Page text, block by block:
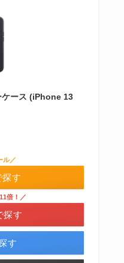
ース (iPhone 13
ル／
す
倍！／
探す
す